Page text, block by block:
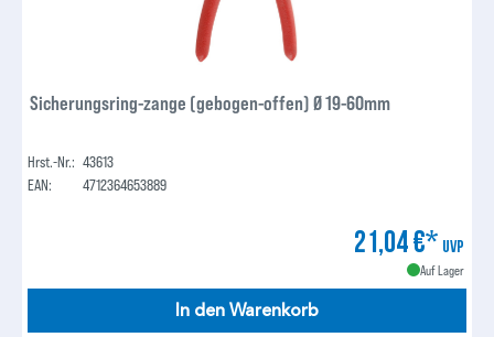
Sicherungsring-zange (gebogen-offen) Ø 19-60mm
Hrst.-Nr.: 43613
EAN:
4712364653889
21,04 €* UVP
Auf Lager
In den Warenkorb